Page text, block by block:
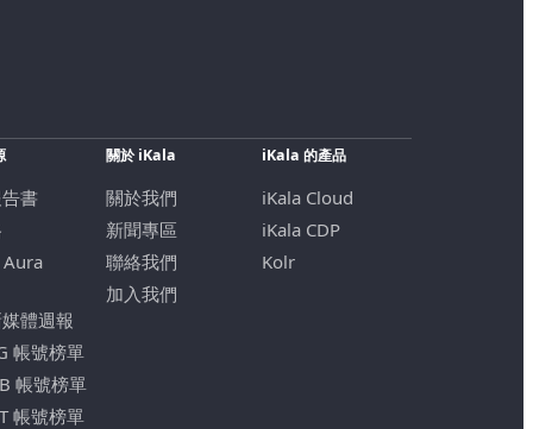
書
體週報
帳號榜單
帳號榜單
帳號榜單
關於 iKala
關於我們
新聞專區
聯絡我們
加入我們
iKala 的產品
iKala Cloud
iKala CDP
Kolr